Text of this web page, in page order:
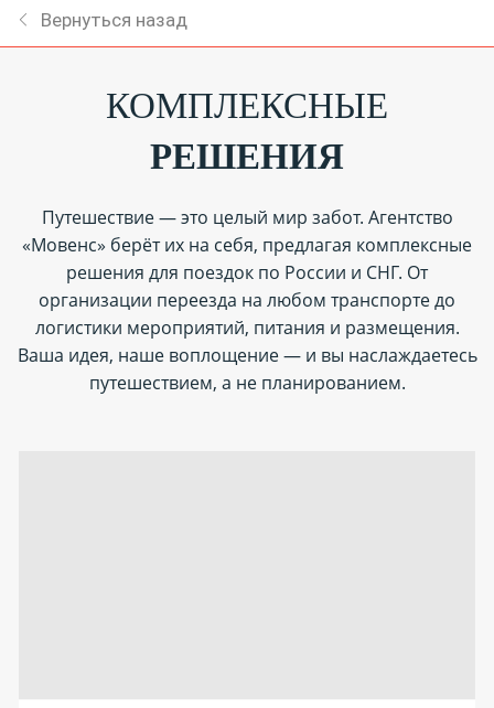
Вернуться назад
КОМПЛЕКСНЫЕ
РЕШЕНИЯ
Путешествие — это целый мир забот. Агентство
«Мовенс» берёт их на себя, предлагая комплексные
решения для поездок по России и СНГ. От
организации переезда на любом транспорте до
логистики мероприятий, питания и размещения.
Ваша идея, наше воплощение — и вы наслаждаетесь
путешествием, а не планированием.